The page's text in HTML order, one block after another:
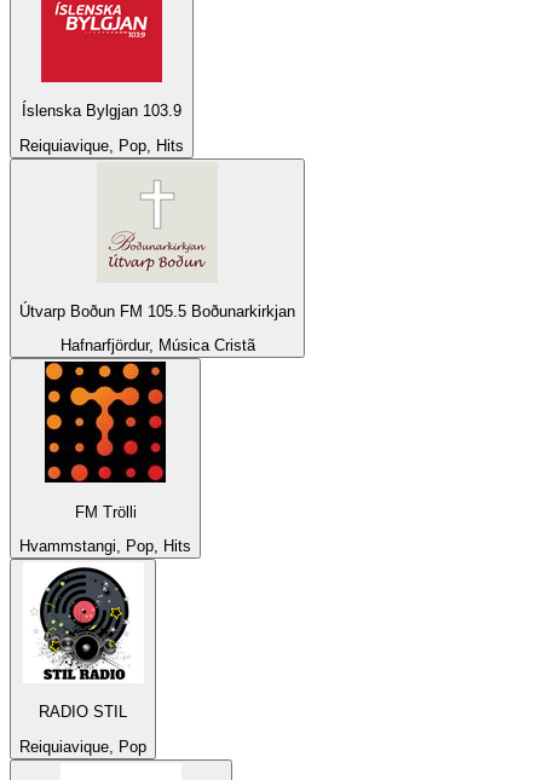
Íslenska Bylgjan 103.9
Reiquiavique, Pop, Hits
Útvarp Boðun FM 105.5 Boðunarkirkjan
Hafnarfjördur, Música Cristã
FM Trölli
Hvammstangi, Pop, Hits
RADIO STIL
Reiquiavique, Pop